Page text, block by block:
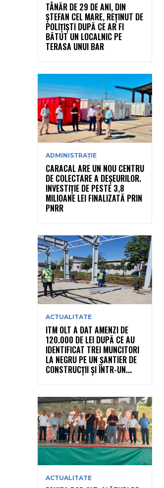
TÂNĂR DE 29 DE ANI, DIN
ȘTEFAN CEL MARE, REȚINUT DE
POLIȚIȘTI DUPĂ CE AR FI
BĂTUT UN LOCALNIC PE
TERASA UNUI BAR
ADMINISTRAȚIE
CARACAL ARE UN NOU CENTRU
DE COLECTARE A DEȘEURILOR.
INVESTIȚIE DE PESTE 3,8
MILIOANE LEI FINALIZATĂ PRIN
PNRR
ACTUALITATE
ITM OLT A DAT AMENZI DE
120.000 DE LEI DUPĂ CE AU
IDENTIFICAT TREI MUNCITORI
LA NEGRU PE UN ȘANTIER DE
CONSTRUCȚII ȘI ÎNTR-UN...
ACTUALITATE